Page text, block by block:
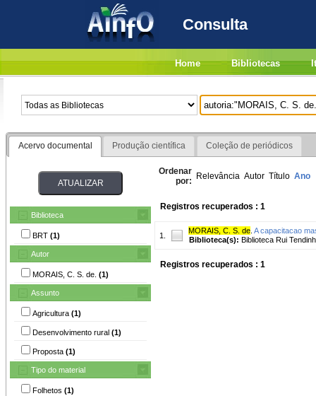
Consulta
Home Bibliotecas
Acervo documental Produção científica Coleção de periódicos
Biblioteca
BRT (1)
Autor
MORAIS, C. S. de. (1)
Assunto
Agricultura (1)
Desenvolvimento rural (1)
Proposta (1)
Tipo do material
Folhetos (1)
Ordenar
por: Relevância Autor Título Ano
Registros recuperados : 1
1.
MORAIS, C. S. de A capacitacao
Biblioteca(s): Biblioteca Rui
Registros recuperados : 1